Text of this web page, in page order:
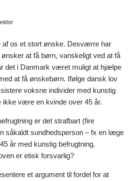
af os et stort ønske. Desværre har
at få børn, vanskeligt ved at få
det i Danmark været muligt at hjælpe
at få ønskebørn. Ifølge dansk lov
voksne individer med kunstig
ikke være en kvinde over 45 år.
er det strafbart (fire
såkaldt sundhedsperson – fx en læge
år med kunstig befrugtning.
er etisk forsvarlig?
et argument til fordel for at